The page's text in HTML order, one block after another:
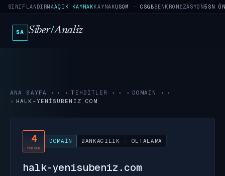
SINIFLANDIRMAAÇIK KAYNAKKAYNAKUSOM · CSGBSENKRONIZASYON5SN
SA Siber/Analiz
ANA SAYFA › TEHDITLER › DOMAIN
›
HALK-YENISUBENIZ.COM
4
YÜKSEK
DOMAIN BANKACILIK - OLTALAMA
halk-yenisubeniz.com